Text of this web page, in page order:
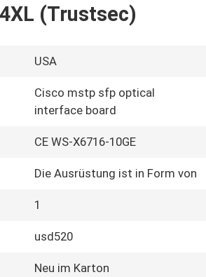
(Trustsec)
USA
Cisco mstp sfp optical
interface board
CE WS-X6716-10GE
Die Ausrüstung ist in Form von
1
usd520
Neu im Karton